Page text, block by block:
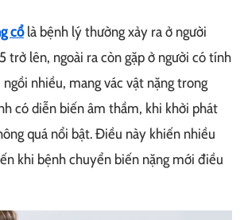
cổlà bệnh lý thường xảy ra ở người
trở lên, ngoài ra còn gặp ở người có tính
nhiều, mang vác vật nặng trong
có diễn biến âm thầm, khi khởi phát
quá nổi bật. Điều này khiến nhiều
khi bệnh chuyển biến nặng mới điều